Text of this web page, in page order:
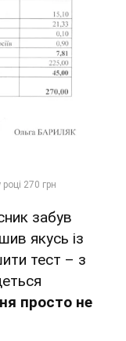
забув
якусь із
тест – з
просто не